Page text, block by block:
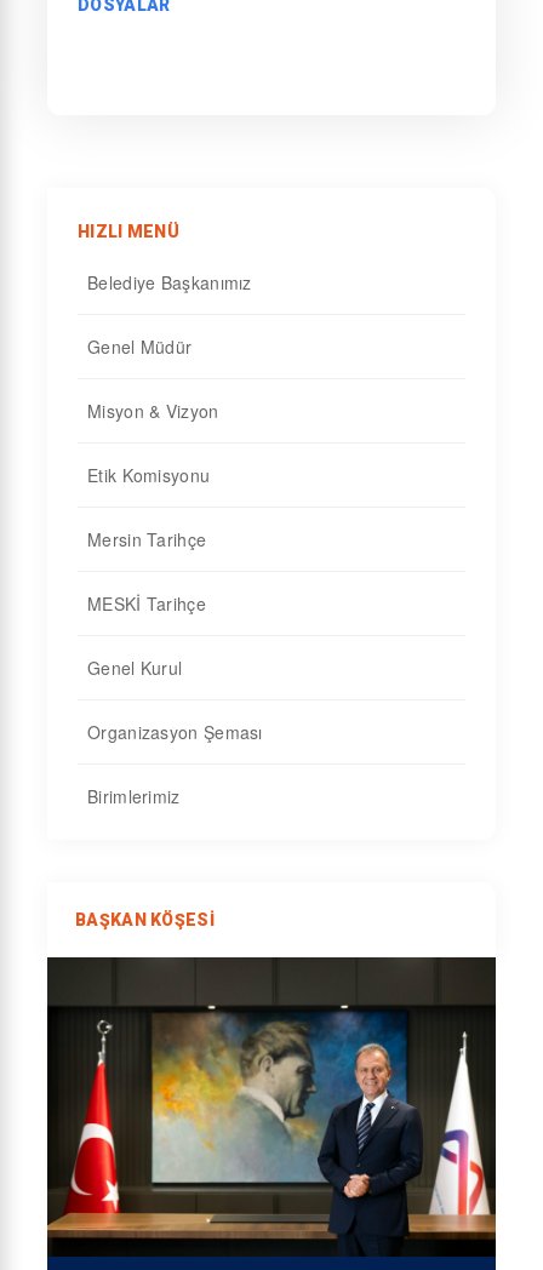
DOSYALAR
HIZLI MENÜ
Belediye Başkanımız
Genel Müdür
Misyon & Vizyon
Etik Komisyonu
Mersin Tarihçe
MESKİ Tarihçe
Genel Kurul
Organizasyon Şeması
Birimlerimiz
BAŞKAN KÖŞESI